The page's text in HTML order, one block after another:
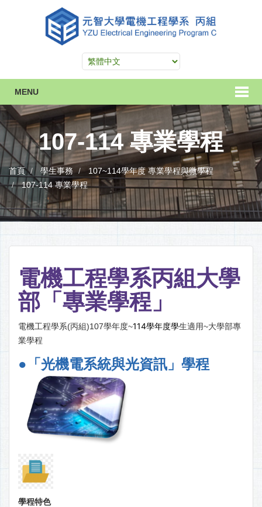
MENU
107-114 專業學程
首頁 學生事務
107~114學年度 專業學程與微學程
107-114 專業學程
電機工程學系丙組大學
部「專業學程」
電機工程學系(丙組)107學年度~114學年度學生適用~大學部專
業學程
●「光機電系統與光資訊」學程
學程特色